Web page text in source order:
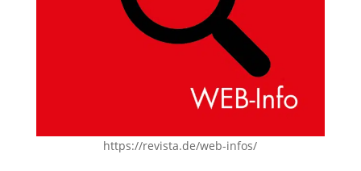
https://revista.de/web-infos/